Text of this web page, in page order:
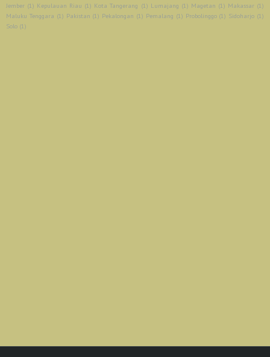
Jember (1) Kepulauan Riau (1) Kota Tangerang (1) Lumajang (1) Magetan (1) Makassar (1)
Maluku Tenggara (1) Pakistan (1) Pekalongan (1) Pemalang (1) Probolinggo (1) Sidoharjo (1)
Solo (1)